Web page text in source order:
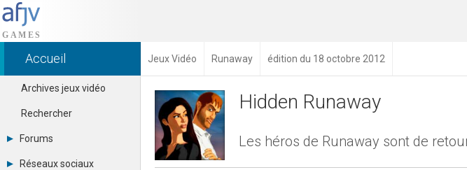
Accueil Jeux Vidéo Runaway édition du 18 octobre 2012
Archives jeux vidéo
Rechercher
Forums
Tous les forums
Réseaux sociaux
Hidden Runaway
Les héros de Runaway sont de